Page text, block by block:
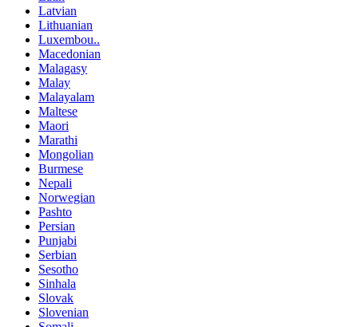
Latvian
Lithuanian
Luxembou..
Macedonian
Malagasy
Malay
Malayalam
Maltese
Maori
Marathi
Mongolian
Burmese
Nepali
Norwegian
Pashto
Persian
Punjabi
Serbian
Sesotho
Sinhala
Slovak
Slovenian